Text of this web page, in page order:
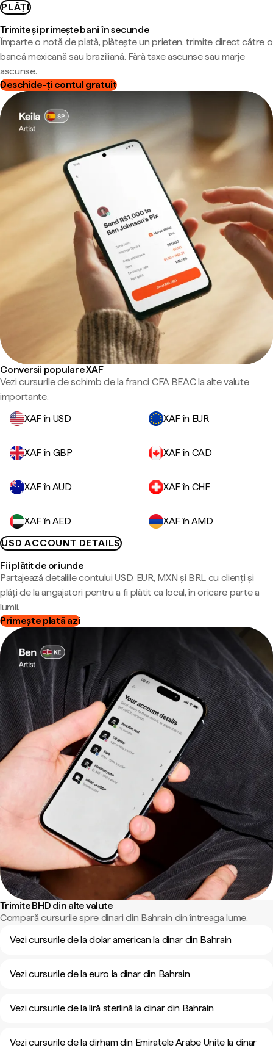
PLĂȚI
Trimite și primește bani în secunde
Împarte o notă de plată, plătește un prieten, trimite direct către o
bancă mexicană sau braziliană. Fără taxe ascunse sau marje
ascunse.
Deschide-ți contul gratuit
Conversii populare XAF
Vezi cursurile de schimb de la franci CFA BEAC la alte valute
importante.
XAF în USD
XAF în EUR
XAF în GBP XAF în CAD
XAF în AUD XAF în CHF
XAF în AED
XAF în AMD
USD ACCOUNT DETAILS
Fii plătit de oriunde
Partajează detaliile contului USD, EUR, MXN și BRL cu clienți și
plăți de la angajatori pentru a fi plătit ca local, în oricare parte a
lumii.
Primește plată azi
Trimite BHD din alte valute
Compară cursurile spre dinari din Bahrain din întreaga lume.
Vezi cursurile de la dolar american la dinar din Bahrain
Vezi cursurile de la euro la dinar din Bahrain
Vezi cursurile de la liră sterlină la dinar din Bahrain
Vezi cursurile de la dirham din Emiratele Arabe Unite la dinar